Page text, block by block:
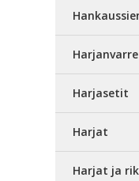
Harjasetit
Harjat
Harjat ja